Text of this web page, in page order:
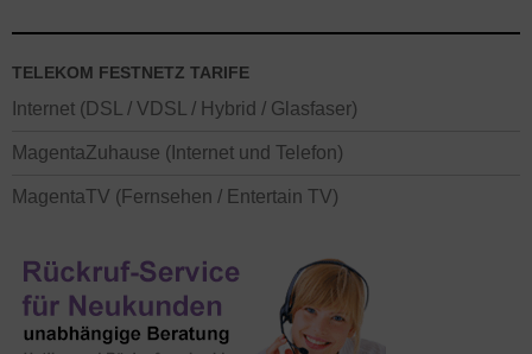
TELEKOM FESTNETZ TARIFE
Internet (DSL / VDSL / Hybrid / Glasfaser)
MagentaZuhause (Internet und Telefon)
MagentaTV (Fernsehen / Entertain TV)